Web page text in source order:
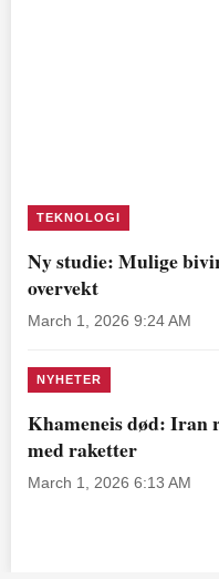
TEKNOLOGI
Ny studie: Mulige
overvekt
March 1, 2026 9:24 AM
NYHETER
Khameneis død: Iran
med raketter
March 1, 2026 6:13 AM